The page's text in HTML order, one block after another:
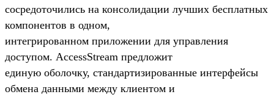
сосредоточились на консолидации лучших бесплатных
компонентов в одном,
интегрированном приложении для управления
доступом. AccessStream предложит
единую оболочку, стандартизированные интерфейсы
обмена данными между клиентом и